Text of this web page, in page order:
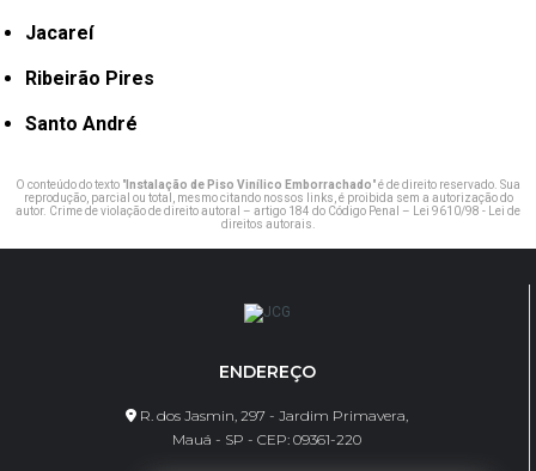
Jacareí
Ribeirão Pires
Santo André
O conteúdo do texto " Instalação de Piso Vinílico Emborrachado" é de direito reservado. Sua
reprodução, parcial ou total, mesmo citando nossos links, é proibida sem a autorização do
autor. Crime de violação de direito autoral – artigo 184 do Código Penal –
Lei 9610/98 - Lei de
direitos autorais
ENDEREÇO
R. dos Jasmin, 297 - Jardim Primavera,
Mauá - SP - CEP: 09361-220